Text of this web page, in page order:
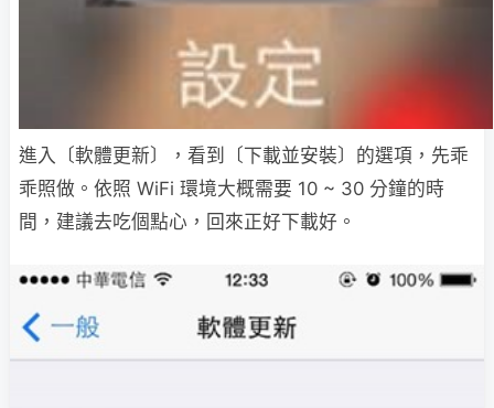
進入〔軟體更新〕，看到〔下載並安裝〕的選項，先乖
乖照做。依照 WiFi 環境大概需要 10 ~ 30 分鐘的時
間，建議去吃個點心，回來正好下載好。